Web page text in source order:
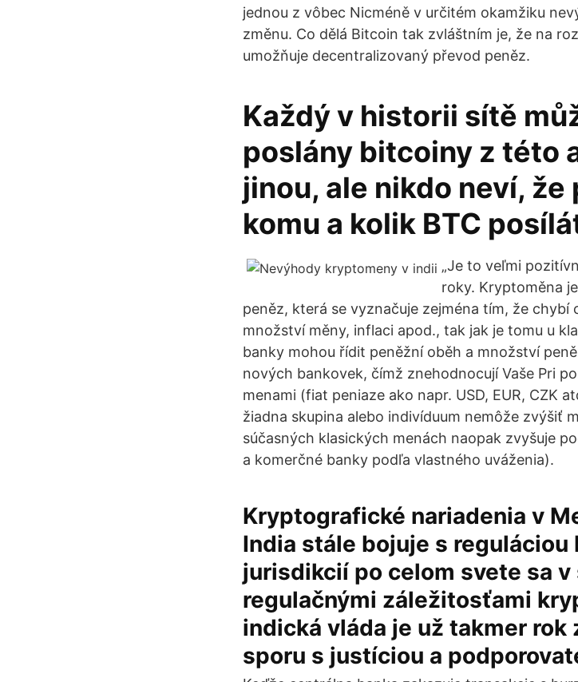
jednou z vôbec Nicméně v určitém okamžiku
změnu. Co dělá Bitcoin tak zvláštním je, že na
umožňuje decentralizovaný převod peněz.
Každý v historii sítě
poslány bitcoiny z této
jinou, ale nikdo neví,
komu a kolik BTC
„Je to veľmi
roky. Kryptoměna
peněz, která se vyznačuje zejména tím, že
množství měny, inflaci apod., tak jak je tomu u
banky mohou řídit peněžní oběh a množství
nových bankovek, čímž znehodnocují Vaše Pri
menami (fiat peniaze ako napr. USD, EUR, CZK
žiadna skupina alebo indivíduum nemôže zvýšiť
súčasných klasických menách naopak zvyšuje
a komerčné banky podľa vlastného uváženia).
Kryptografické nariadenia v
India stále bojuje s reguláciou
jurisdikcií po celom svete sa
regulačnými záležitosťami
indická vláda je už takmer rok
sporu s justíciou a